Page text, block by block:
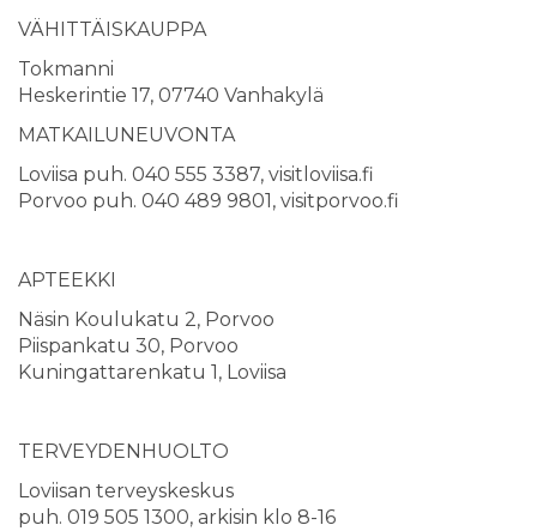
VÄHITTÄISKAUPPA
Tokmanni
Heskerintie 17, 07740 Vanhakylä
MATKAILUNEUVONTA
Loviisa puh. 040 555 3387, visitloviisa.fi
Porvoo puh. 040 489 9801, visitporvoo.fi
APTEEKKI
Näsin Koulukatu 2, Porvoo
Piispankatu 30, Porvoo
Kuningattarenkatu 1, Loviisa
TERVEYDENHUOLTO
Loviisan terveyskeskus
puh. 019 505 1300, arkisin klo 8-16